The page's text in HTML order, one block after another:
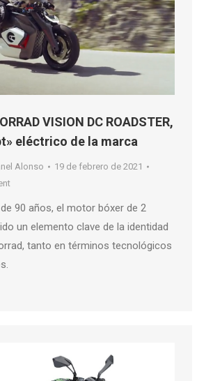
VISION DC ROADSTER,
eléctrico de la marca
Alonso
19 de febrero de 2021
90 años, el motor bóxer de 2
un elemento clave de la identidad
tanto en términos tecnológicos